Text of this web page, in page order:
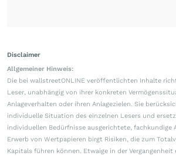
Disclaimer
Allgemeiner Hinweis:
Die bei wallstreetONLINE veröffentlichten Inhalte
Leser, unabhängig von ihrer konkreten
Anlageverhalten oder ihren Anlagezielen. Sie
individuelle Situation des einzelnen Lesers und
individuellen Bedürfnisse ausgerichtete, fachkundige
Erwerb von Wertpapieren birgt Risiken, die zum
Kapitals führen können. Etwaige in der